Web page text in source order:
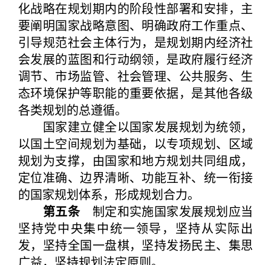
化战略在规划期内的阶段性部署和安排，主
要阐明国家战略意图、明确政府工作重点、
引导规范社会主体行为，是规划期内经济社
会发展的蓝图和行动纲领，是政府履行经济
调节、市场监管、社会管理、公共服务、生
态环境保护等职能的重要依据，是其他各级
各类规划的总遵循。
国家建立健全以国家发展规划为统领，
以国土空间规划为基础，以专项规划、区域
规划为支撑，由国家和地方规划共同组成，
定位准确、边界清晰、功能互补、统一衔接
的国家规划体系，形成规划合力。
第五条制定和实施国家发展规划应当
坚持党中央集中统一领导，坚持从实际出
发，坚持全国一盘棋，坚持发扬民主、集思